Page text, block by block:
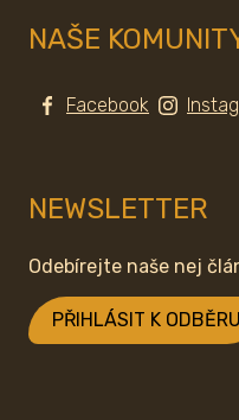
NAŠE
Facebook
NEWSLETTER
Odebírejte naše nej
PŘIHLÁSIT K ODBĚRU